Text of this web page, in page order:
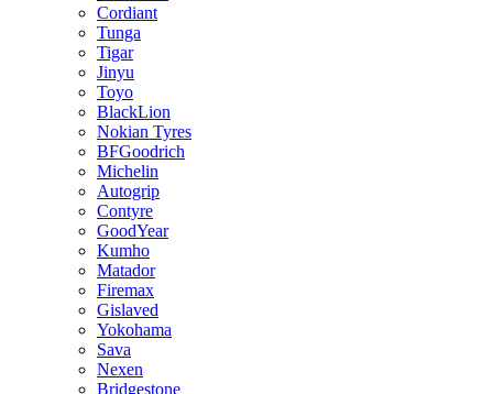
Cordiant
Tunga
Tigar
Jinyu
Toyo
BlackLion
Nokian Tyres
BFGoodrich
Michelin
Autogrip
Contyre
GoodYear
Kumho
Matador
Firemax
Gislaved
Yokohama
Sava
Nexen
Bridgestone